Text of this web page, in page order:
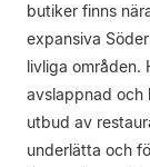
butiker finns
expansiva
livliga områden.
avslappnad och
utbud av
underlätta och